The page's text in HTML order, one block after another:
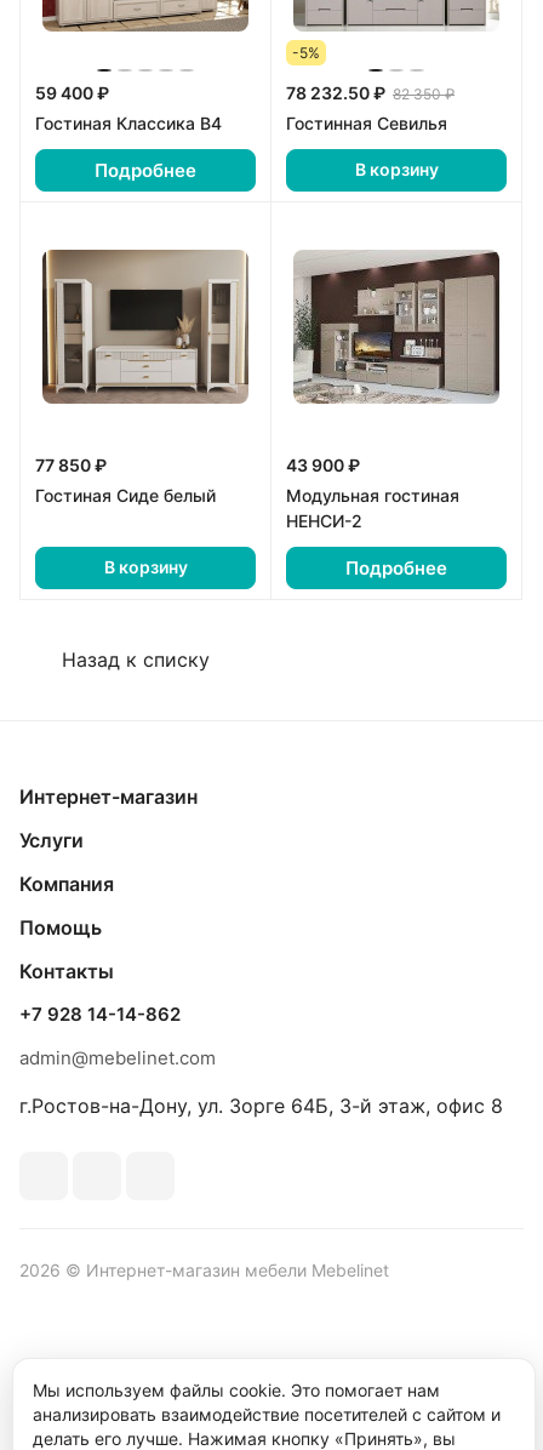
59 400 ₽
Гостиная Классика В4
Подробнее
-5%
78 232.50 ₽ 82 350 ₽
Гостинная Севилья
В корзину
77 850 ₽
Гостиная Сиде белый
В корзину
43 900 ₽
Модульная гостиная
НЕНСИ-2
Подробнее
Назад к списку
Интернет-магазин
Услуги
Компания
Помощь
Контакты
+7 928 14-14-862
admin@mebelinet.com
г.Ростов-на-Дону, ул. Зорге 64Б, 3-й этаж, офис 8
2026 © Интернет-магазин мебели Mebelinet
Политика обработки персональных данных
конфиденциальности
Продвижение сайта студияРекламный контент
Мы используем файлы cookie. Это помогает нам
анализировать взаимодействие посетителей с сайтом и
делать его лучше. Нажимая кнопку «Принять», вы